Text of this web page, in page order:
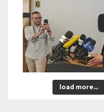
load more...